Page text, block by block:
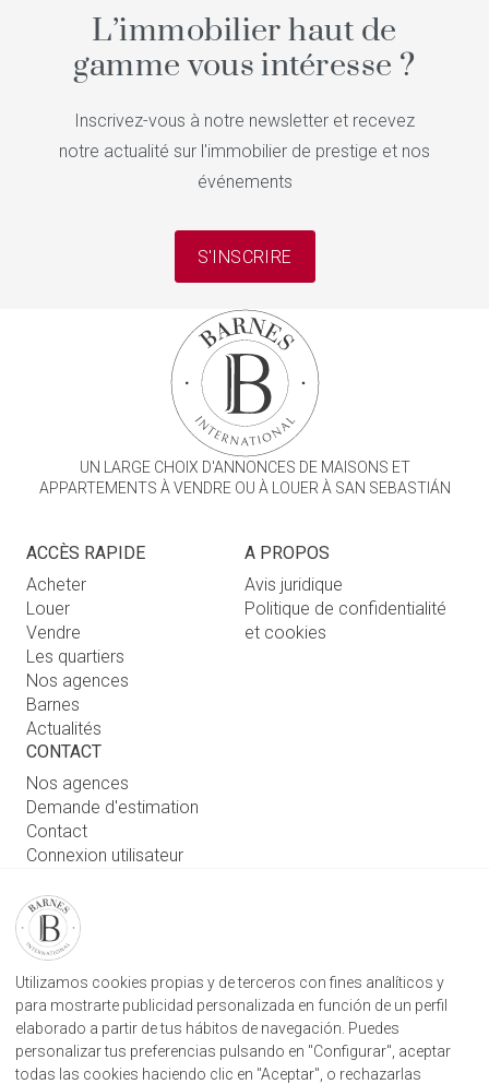
L’immobilier haut de
gamme vous intéresse ?
Inscrivez-vous à notre newsletter et recevez
notre actualité sur l'immobilier de prestige et nos
événements
S'INSCRIRE
UN LARGE CHOIX D'ANNONCES DE MAISONS ET
APPARTEMENTS À VENDRE OU À LOUER À SAN SEBASTIÁN
ACCÈS RAPIDE
Acheter
Louer
Vendre
Les quartiers
Nos agences
Barnes
Actualités
A PROPOS
Avis juridique
Politique de confidentialité
et cookies
CONTACT
Nos agences
Demande d'estimation
Contact
Connexion utilisateur
Camino Kalea, 1
20004 Donostia, Gipuzkoa
+34 943 887 182
Utilizamos cookies propias y de terceros con fines analíticos y
para mostrarte publicidad personalizada en función de un perfil
elaborado a partir de tus hábitos de navegación. Puedes
personalizar tus preferencias pulsando en "Configurar", aceptar
todas las cookies haciendo clic en "Aceptar", o rechazarlas